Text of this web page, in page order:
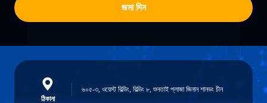
জমা দিন
ঠিকানা
৬০৫-৩, ওয়েস্ট বিল্ডিং, বিল্ডিং ৮, শুনতাই প্লাজা জিনান শানডং চীন